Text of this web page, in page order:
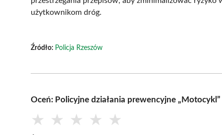
użytkownikom dróg.
Źródło: Policja Rzeszów
Oceń: Policyjne działania prewencyjne
★ ★ ★ ★ ★